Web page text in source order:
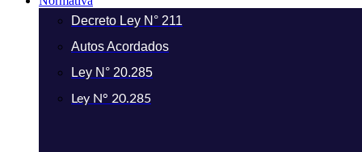
Decreto Ley N° 211
Autos Acordados
Ley N° 20.285
Ley N° 20.285